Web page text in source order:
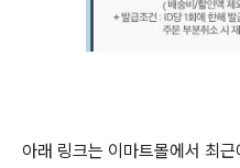
아래 링크는 이마트몰에서 최